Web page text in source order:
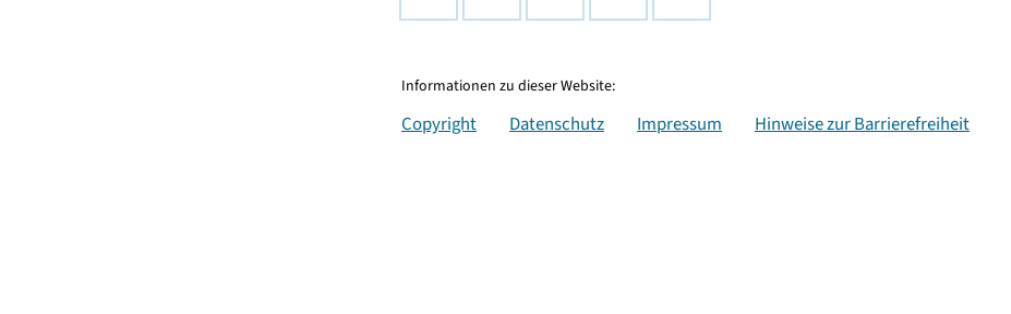
Informationen zu dieser Website:
Copyright Datenschutz Impressum Hinweise zur Barrierefreiheit